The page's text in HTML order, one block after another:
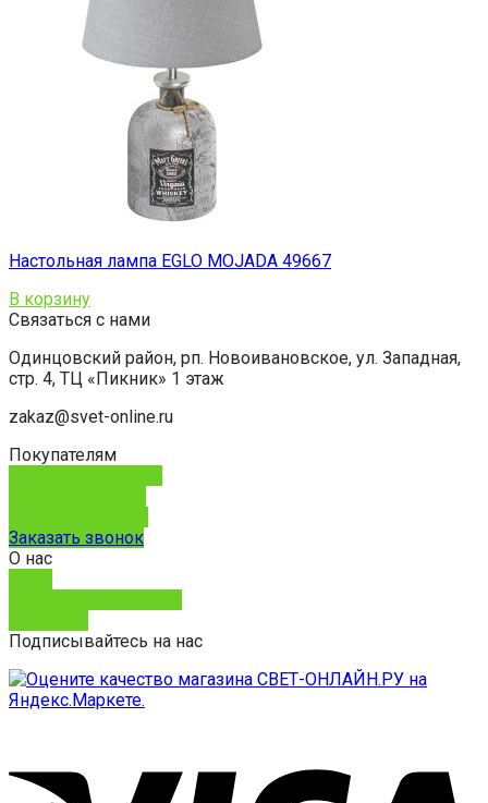
Настольная лампа EGLO MOJADA 49667
В корзину
Связаться с нами
Одинцовский район, рп. Новоивановское, ул. Западная,
стр. 4, ТЦ «Пикник» 1 этаж
zakaz@svet-online.ru
Покупателям
Заказать звонок
О нас
Подписывайтесь на нас